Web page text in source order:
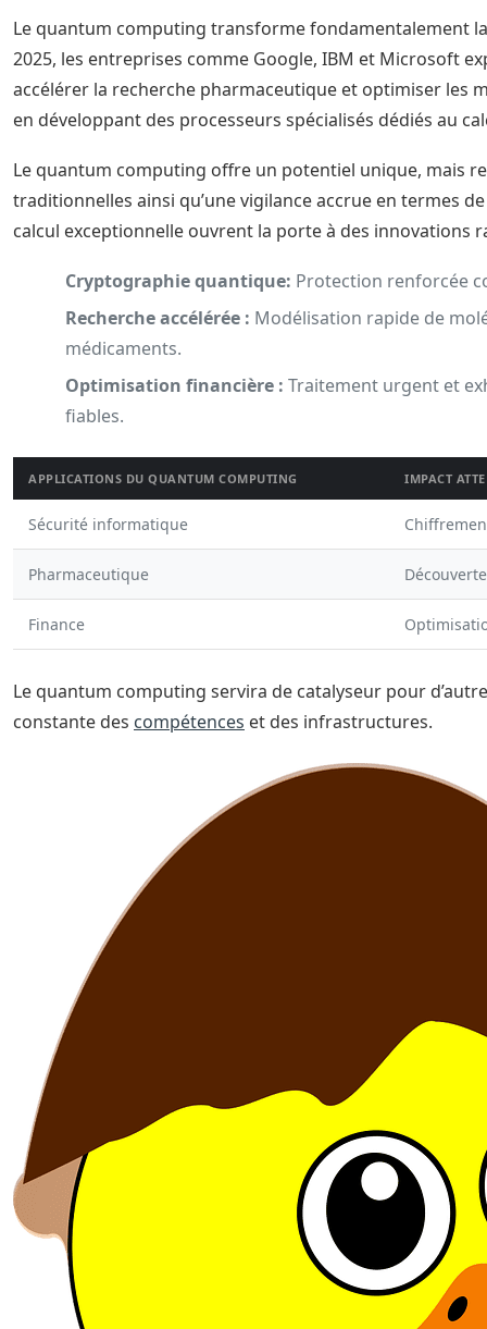
Le quantum computing transforme fondamentalement
2025, les entreprises comme Google, IBM et Microsoft
accélérer la recherche pharmaceutique et optimiser les
en développant des processeurs spécialisés dédiés au
Le quantum computing offre un potentiel unique, mais
traditionnelles ainsi qu’une vigilance accrue en termes
calcul exceptionnelle ouvrent la porte à des innovations
Cryptographie quantique: Protection renforcée
Recherche accélérée : Modélisation rapide de
médicaments.
Optimisation financière : Traitement urgent et
fiables.
APPLICATIONS DU QUANTUM COMPUTING IMPACT
Sécurité informatique
Pharmaceutique
Finance
Le quantum computing servira de catalyseur pour
constante des compétences et des infrastructures.